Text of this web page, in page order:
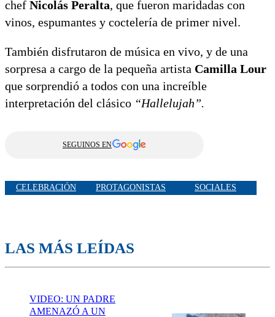
chef Nicolás Peralta, que fueron maridadas con
vinos, espumantes y coctelería de primer nivel.
También disfrutaron de música en vivo, y de una
sorpresa a cargo de la pequeña artista Camilla Lour
que sorprendió a todos con una increíble
interpretación del clásico “Hallelujah”.
SEGUINOS EN
CELEBRACIÓN PROTAGONISTAS SOCIALES
LAS MÁS LEÍDAS
VIDEO: UN PADRE
AMENAZÓ A UN